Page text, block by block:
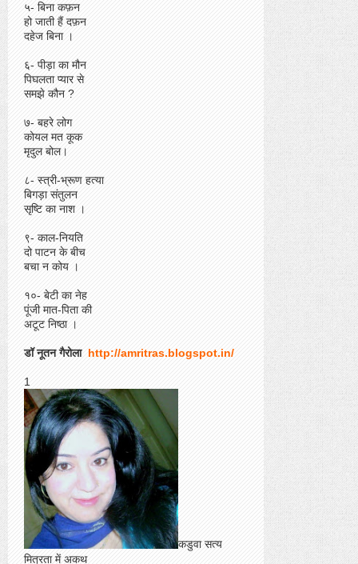
५- बिना कफ़न
हो जाती हैं दफ़न
दहेज बिना ।
६- पीड़ा का मौन
पिघलता प्यार से
समझे कौन ?
७- बहरे लोग
कोयल मत कूक
मृदुल बोल।
८- स्त्री-भ्रूण हत्या
बिगड़ा संतुलन
सृष्टि का नाश ।
९- काल-नियति
दो पाटन के बीच
बचा न कोय ।
१०- बेटी का नेह
पूंजी मात-पिता की
अटूट निष्ठा ।
डॉ नूतन गैरोला http://amritras.blogspot.in/
1
कडुवा सत्य
मित्रता में अकथ